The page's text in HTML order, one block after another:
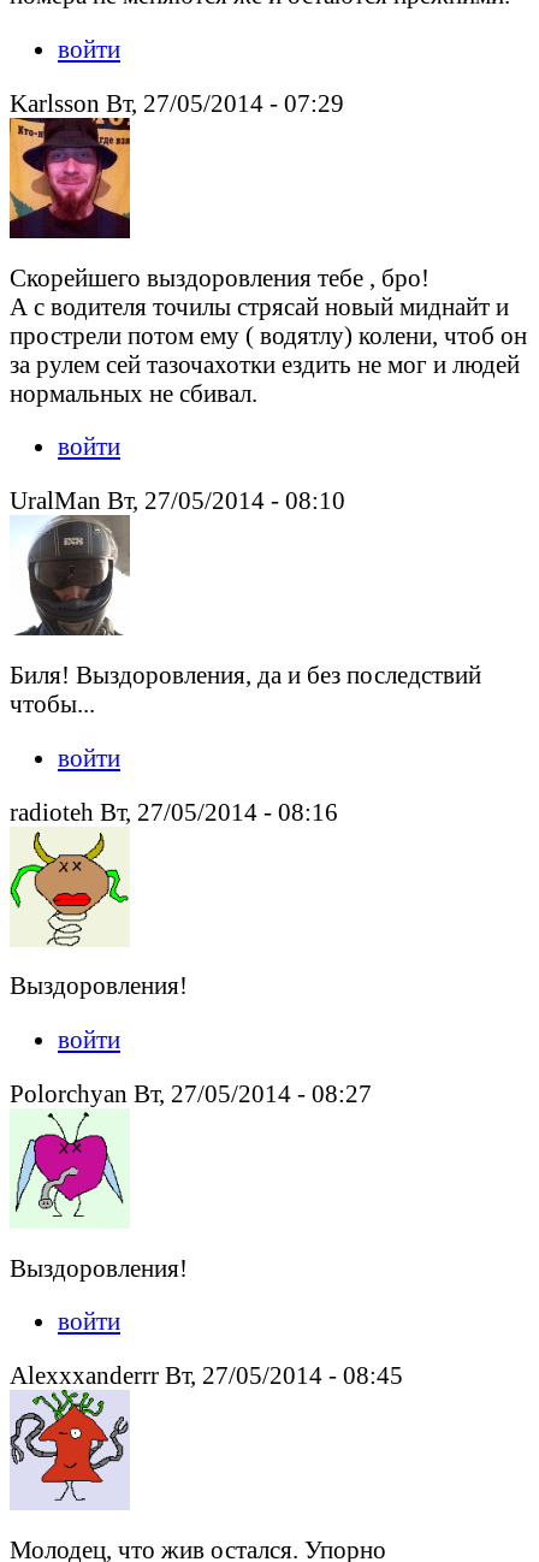
войти
Karlsson Вт, 27/05/2014 - 07:29
Скорейшего выздоровления тебе , бро!
А с водителя точилы стрясай новый миднайт и
прострели потом ему ( водятлу) колени, чтоб он
за рулем сей тазочахотки ездить не мог и людей
нормальных не сбивал.
войти
UralMan Вт, 27/05/2014 - 08:10
Биля! Выздоровления, да и без последствий
чтобы...
войти
radioteh Вт, 27/05/2014 - 08:16
Выздоровления!
войти
Polorchyan Вт, 27/05/2014 - 08:27
Выздоровления!
войти
Alexxxanderrr Вт, 27/05/2014 - 08:45
Молодец, что жив остался. Упорно